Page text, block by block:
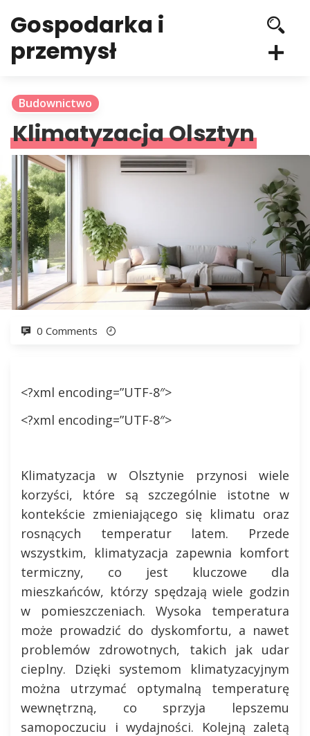
Gospodarka i
przemysł
Budownictwo
Klimatyzacja Olsztyn
0 Comments
<?xml encoding=”UTF-8″>
<?xml encoding=”UTF-8″>
Klimatyzacja w Olsztynie przynosi wiele
korzyści, które są szczególnie istotne w
kontekście zmieniającego się klimatu oraz
rosnących temperatur latem. Przede
wszystkim, klimatyzacja zapewnia komfort
termiczny, co jest kluczowe dla
mieszkańców, którzy spędzają wiele godzin
w pomieszczeniach. Wysoka temperatura
może prowadzić do dyskomfortu, a nawet
problemów zdrowotnych, takich jak udar
cieplny. Dzięki systemom klimatyzacyjnym
można utrzymać optymalną temperaturę
wewnętrzną, co sprzyja lepszemu
samopoczuciu i wydajności. Kolejną zaletą